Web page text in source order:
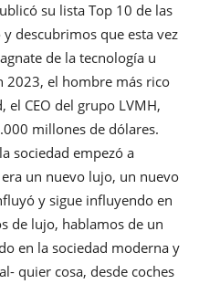
su lista Top 10 de las
descubrimos que esta vez
de la tecnología u
2023, el hombre más rico
CEO del grupo LVMH,
millones de dólares.
sociedad empezó a
un nuevo lujo, un nuevo
y sigue influyendo en
de lujo, hablamos de un
en la sociedad moderna y
quier cosa, desde coches